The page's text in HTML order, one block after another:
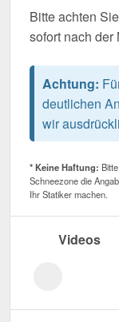
Bitte achten
sofort nach der
Achtung:
deutlichen
wir
* Keine Haftung:
Schneezone die
Ihr Statiker machen.
Videos